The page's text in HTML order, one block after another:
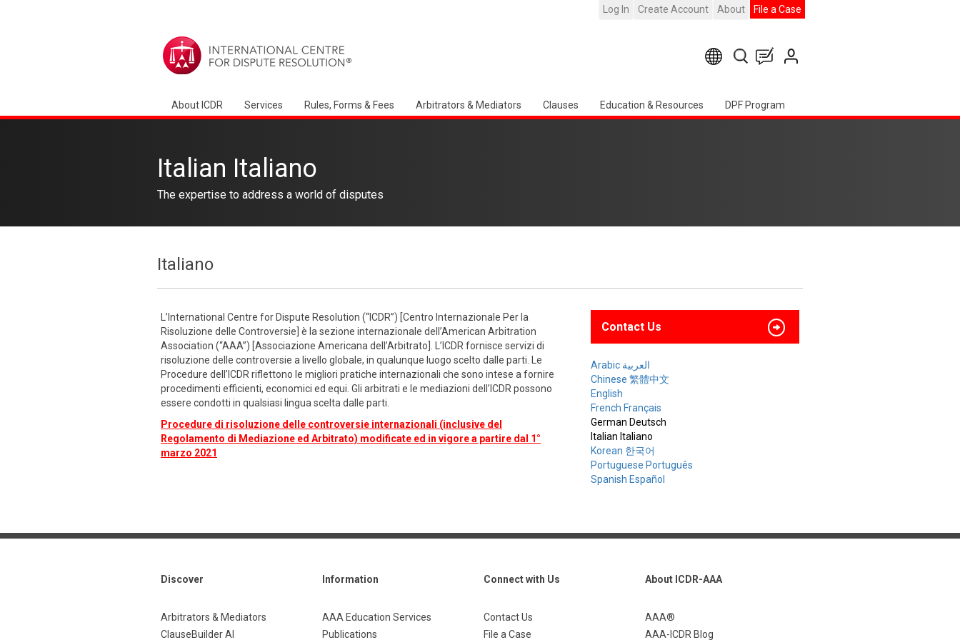
Log In Create Account About File a Case
About ICDR Services Rules, Forms & Fees Arbitrators & Mediators Clauses Education & Resources DPF Program
Italian Italiano
The expertise to address a world of disputes
Italiano
L’International Centre for Dispute Resolution (“ICDR”) [Centro Internazionale Per la
Risoluzione delle Controversie] è la sezione internazionale dell’American Arbitration
Association (“AAA”) [Associazione Americana dell’Arbitrato]. L’ICDR fornisce servizi di
risoluzione delle controversie a livello globale, in qualunque luogo scelto dalle parti. Le
Procedure dell’ICDR riflettono le migliori pratiche internazionali che sono intese a fornire
procedimenti efficienti, economici ed equi. Gli arbitrati e le mediazioni dell’ICDR possono
essere condotti in qualsiasi lingua scelta dalle parti.
Procedure di risoluzione delle controversie internazionali (inclusive del
Regolamento di Mediazione ed Arbitrato) modificate ed in vigore a partire dal 1°
marzo 2021
Contact Us
Arabic العربية
Chinese 繁體中文
English
French Français
German Deutsch
Italian Italiano
Korean 한국어
Portuguese Português
Spanish Español
Discover
Arbitrators & Mediators
ClauseBuilder AI
Information
AAA Education Services
Publications
Connect with Us
Contact Us
File a Case
About ICDR-AAA
AAA®
AAA-ICDR Blog